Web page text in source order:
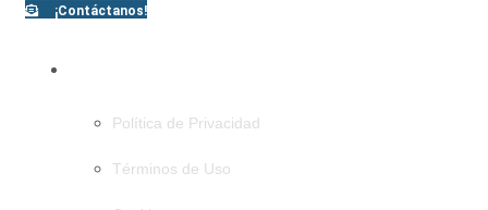
¡Contáctanos!
Política de Privacidad
Términos de Uso